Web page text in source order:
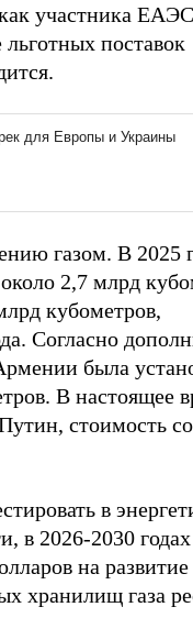
участника
поставок
газом. В 2025
2,7 млрд
кубометров,
Согласно
была
В настоящее
стоимость
в
в 2026-2030
на развитие
хранилищ газа